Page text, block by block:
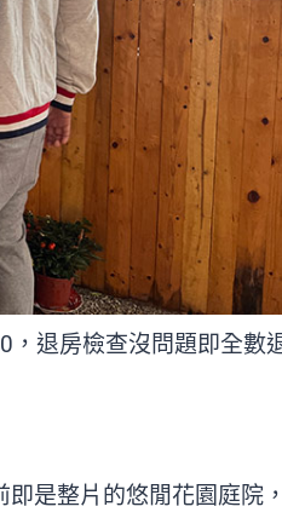
，退房檢查沒問題即全數
即是整片的悠閒花園庭院